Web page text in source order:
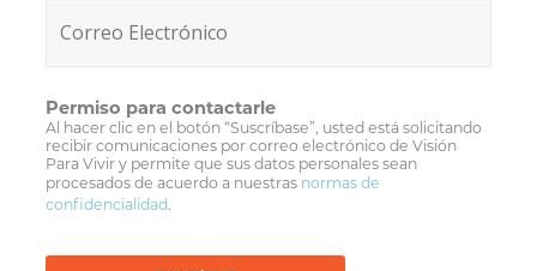
Permiso para contactarle
Al hacer clic en el botón “Suscríbase”, usted está solicitando
recibir comunicaciones por correo electrónico de Visión
Para Vivir y permite que sus datos personales sean
procesados de acuerdo a nuestras normas de
confidencialidad.